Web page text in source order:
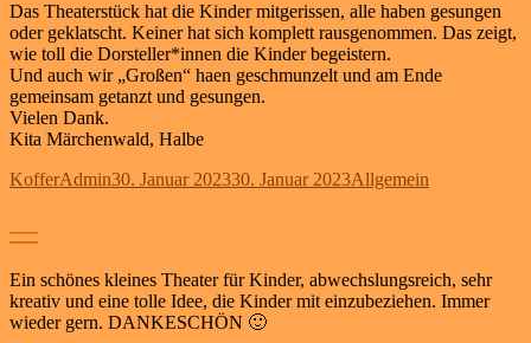
Das Theaterstück hat die Kinder mitgerissen, alle haben gesungen
oder geklatscht. Keiner hat sich komplett rausgenommen. Das zeigt,
wie toll die Dorsteller*innen die Kinder begeistern.
Und auch wir „Großen“ haen geschmunzelt und am Ende
gemeinsam getanzt und gesungen.
Vielen Dank.
Kita Märchenwald, Halbe
Autor
KofferAdminVeröffentlicht
30. Januar 202330. Januar 2023Kategorien
Allgemein
—
Ein schönes kleines Theater für Kinder, abwechslungsreich, sehr
kreativ und eine tolle Idee, die Kinder mit einzubeziehen. Immer
wieder gern. DANKESCHÖN 🙂